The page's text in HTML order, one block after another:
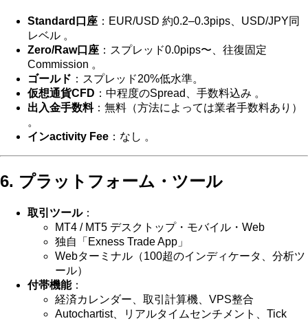
Standard口座 ：EUR/USD 約0.2–0.3pips、USD/JPY同
レベル 。
Zero/Raw口座 ：スプレッド0.0pips〜、往復固定
Commission 。
ゴールド ：スプレッド20%低水準。
仮想通貨CFD ：中程度のSpread、手数料込み 。
出入金手数料：無料（方法によっては業者手数料あり）
。
インactivity Fee ：なし 。
6. プラットフォーム・ツール
取引ツール：
MT4 / MT5 デスクトップ・モバイル・Web
独自「Exness Trade App」
Webターミナル（100超のインディケータ、分析ツ
ール）
付帯機能：
経済カレンダー、取引計算機、VPS整合
Autochartist、リアルタイムセンチメント、Tick